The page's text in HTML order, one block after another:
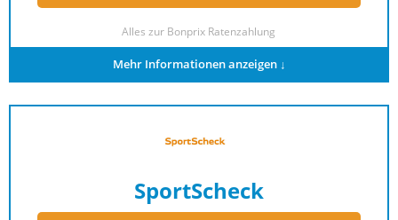
Alles zur Bonprix Ratenzahlung
Mehr Informationen anzeigen ↓
SportScheck